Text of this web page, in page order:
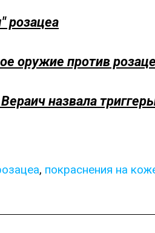
розацеа
оружие против
назвала
, покраснения на